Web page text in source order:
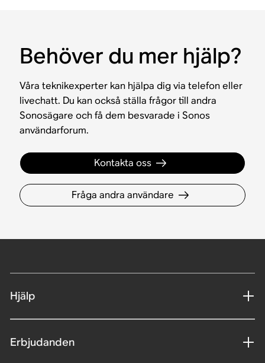
Behöver du mer hjälp?
Våra teknikexperter kan hjälpa dig via telefon eller
livechatt. Du kan också ställa frågor till andra
Sonosägare och få dem besvarade i Sonos
användarforum.
Kontakta oss
Fråga andra användare
Hjälp
Erbjudanden